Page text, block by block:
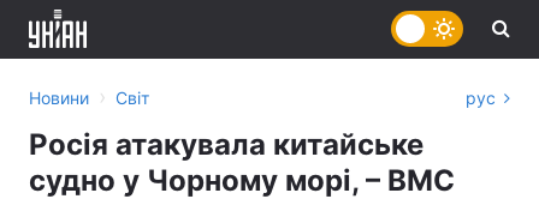
Новини › Світ рус
Росія атакувала китайське
судно у Чорному морі, – ВМС